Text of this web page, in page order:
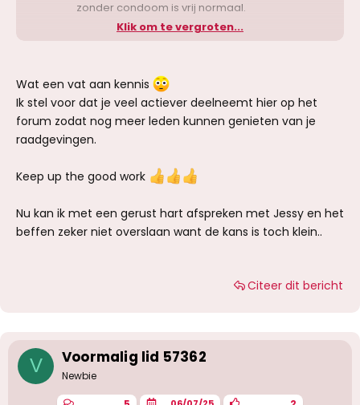
zonder condoom is vrij normaal.
Maw je loopt altijd risico van zodra je gaat
geval natuurlijk groter.
Klik om te vergroten...
Wat een vat aan kennis
Ik stel voor dat je veel actiever deelneemt hier op het
forum zodat nog meer leden kunnen genieten van je
raadgevingen.
Keep up the good work
Nu kan ik met een gerust hart afspreken met Jessy en het
beffen zeker niet overslaan want de kans is toch klein..
Citeer dit bericht
V Voormalig lid 57362
Newbie